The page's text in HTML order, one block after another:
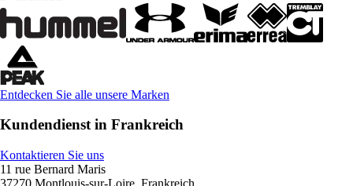
Entdecken Sie alle unsere Marken
Kundendienst in Frankreich
Kontaktieren Sie uns
11 rue Bernard Maris
37270 Montlouis-sur-Loire, Frankreich